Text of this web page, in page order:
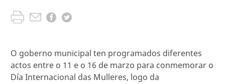
O goberno municipal ten programados diferentes
actos entre o 11 e o 16 de marzo para conmemorar o
Día Internacional das Mulleres, logo da